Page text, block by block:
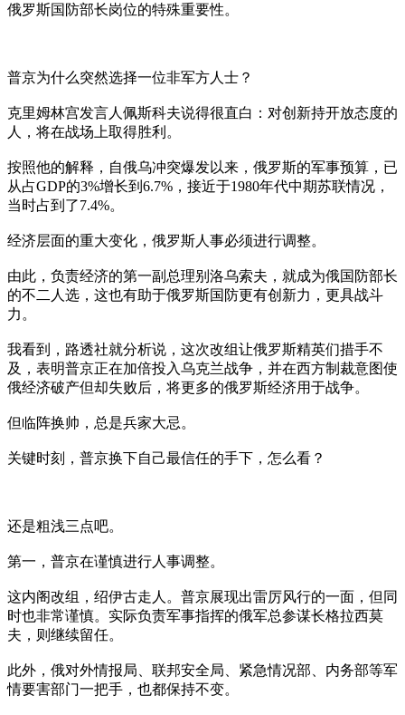
俄罗斯国防部长岗位的特殊重要性。
普京为什么突然选择一位非军方人士？
克里姆林宫发言人佩斯科夫说得很直白：对创新持开放态度的
人，将在战场上取得胜利。
按照他的解释，自俄乌冲突爆发以来，俄罗斯的军事预算，已
从占GDP的3%增长到6.7%，接近于1980年代中期苏联情况，
当时占到了7.4%。
经济层面的重大变化，俄罗斯人事必须进行调整。
由此，负责经济的第一副总理别洛乌索夫，就成为俄国防部长
的不二人选，这也有助于俄罗斯国防更有创新力，更具战斗
力。
我看到，路透社就分析说，这次改组让俄罗斯精英们措手不
及，表明普京正在加倍投入乌克兰战争，并在西方制裁意图使
俄经济破产但却失败后，将更多的俄罗斯经济用于战争。
但临阵换帅，总是兵家大忌。
关键时刻，普京换下自己最信任的手下，怎么看？
还是粗浅三点吧。
第一，普京在谨慎进行人事调整。
这内阁改组，绍伊古走人。普京展现出雷厉风行的一面，但同
时也非常谨慎。实际负责军事指挥的俄军总参谋长格拉西莫
夫，则继续留任。
此外，俄对外情报局、联邦安全局、紧急情况部、内务部等军
情要害部门一把手，也都保持不变。